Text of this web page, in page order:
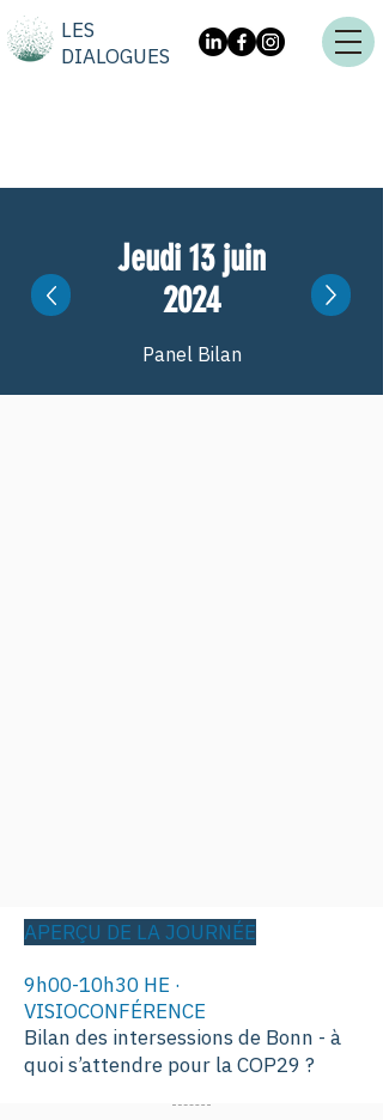
LES
DIALOGUES
Jeudi 13 juin
2024
Panel Bilan
APERÇU DE LA JOURNÉE
9h00-10h30 HE ·
VISIOCONFÉRENCE
Bilan des intersessions de Bonn - à
quoi s’attendre pour la COP29 ?